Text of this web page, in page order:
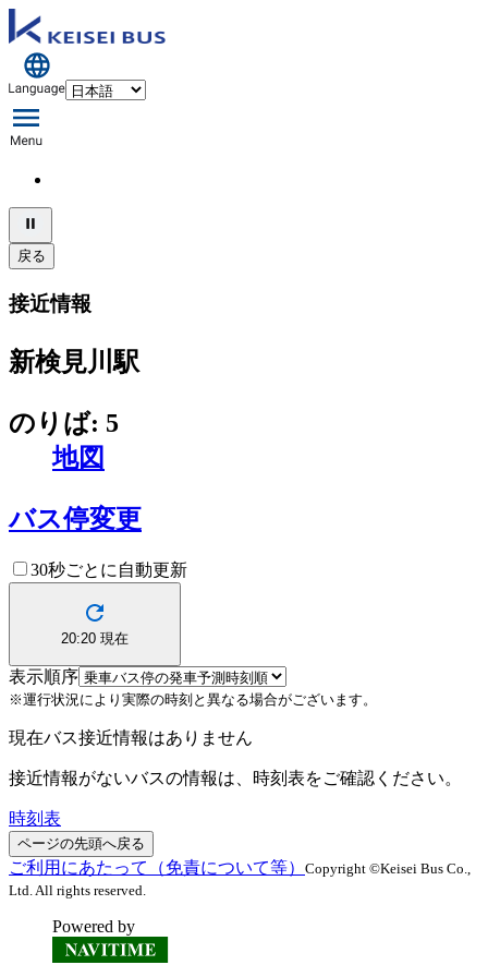
戻る
接近情報
新検見川駅
のりば: 5
地図
バス停変更
30秒ごとに自動更新
20:20 現在
表示順序
※運行状況により実際の時刻と異なる場合がございます。
現在バス接近情報はありません
接近情報がないバスの情報は、時刻表をご確認ください。
時刻表
ページの先頭へ戻る
ご利用にあたって（免責について等） Copyright ©Keisei Bus Co.,
Ltd. All rights reserved.
Powered by